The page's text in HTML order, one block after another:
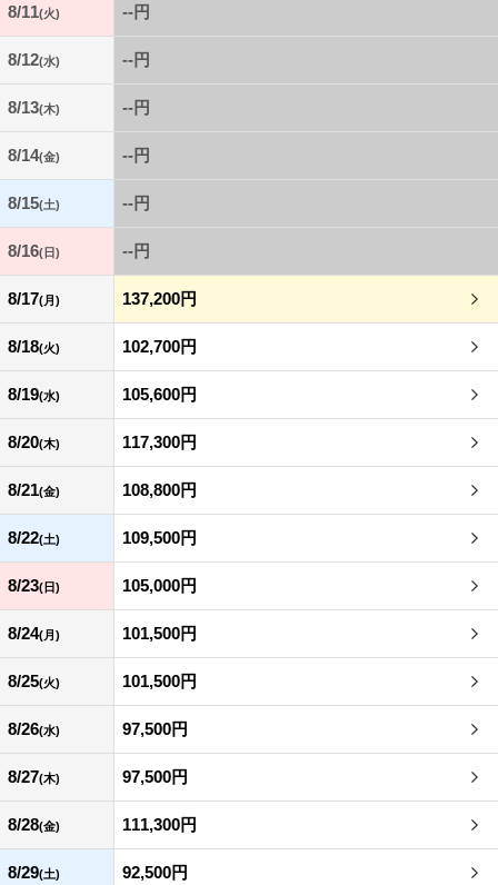
8/11(火) --円
8/12(水) --円
8/13(木) --円
8/14(金) --円
8/15(土) --円
8/16(日) --円
8/17(月) 137,200円
8/18(火) 102,700円
8/19(水) 105,600円
8/20(木) 117,300円
8/21(金) 108,800円
8/22(土) 109,500円
8/23(日) 105,000円
8/24(月) 101,500円
8/25(火) 101,500円
8/26(水) 97,500円
8/27(木) 97,500円
8/28(金) 111,300円
8/29(土) 92,500円